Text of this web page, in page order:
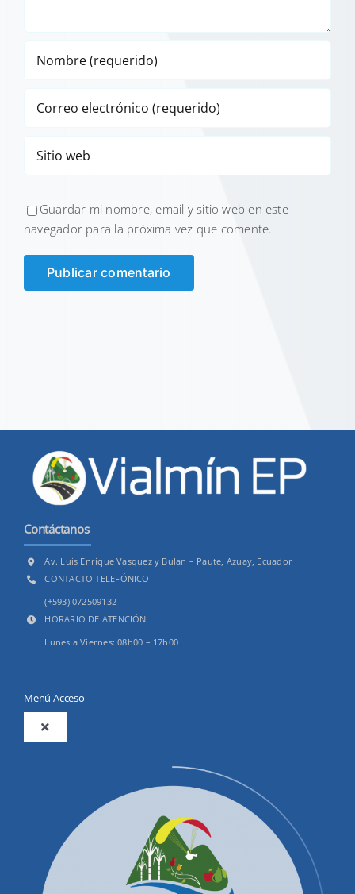
Guardar mi nombre, email y sitio web en este
navegador para la próxima vez que comente.
Contáctanos
Av. Luis Enrique Vasquez y Bulan – Paute, Azuay, Ecuador
CONTACTO TELEFÓNICO
(+593) 072509132
HORARIO DE ATENCIÓN
Lunes a Viernes: 08h00 – 17h00
Menú Acceso
Toggle
Productos y Servicios
Convocatorias Precalificación